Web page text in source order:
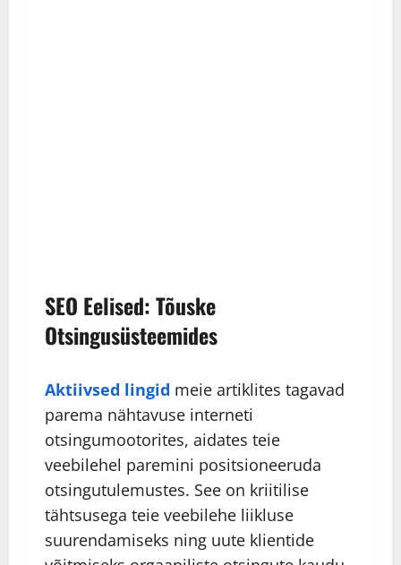
SEO Eelised: Tõuske
Otsingusüsteemides
Aktiivsed lingid meie artiklites tagavad
parema nähtavuse interneti
otsingumootorites, aidates teie
veebilehel paremini positsioneeruda
otsingutulemustes. See on kriitilise
tähtsusega teie veebilehe liikluse
suurendamiseks ning uute klientide